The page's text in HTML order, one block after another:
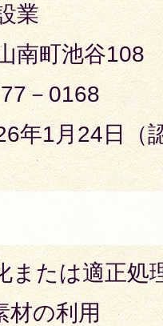
業
南町池谷108
－0168
年1月24日（
または適正処
材の利用